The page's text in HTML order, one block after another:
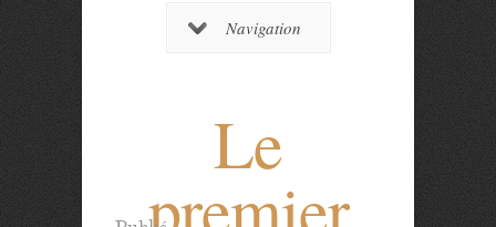
Navigation
Le
premier